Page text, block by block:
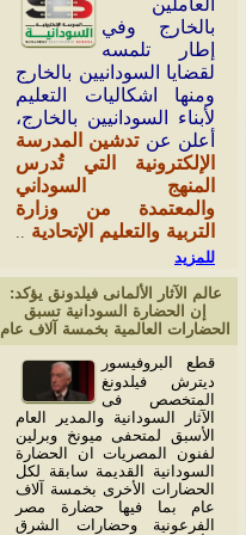
العاملين
بالخارج وفي
إطار تلمسه
لقضايا السودانيين بالخارج
ومنها اشكاليات التعليم
لأبناء السودانيين بالخارج،
أعلن عنتدشين المدرسة
الإلكترونية التي تُدرس
المنهج السوداني
والمعتمدة من وزارة
التربية والتعليم الإتحادية ..
للمزيد
عالم الآثار الألمانى فيلدونق يؤكد:
إن الحضارة السودانية تسبق
الحضارات العالمية بخمسة آلاف عام
قطع البروفيسور
ديترش فيلدونغ
المتخصص فى
الآثار السودانية والمدير العام
الأسبق لمتحفى ميونخ وبرلين
لفنون المصريات ان الحضارة
السودانية القديمة سابقة لكل
الحضارات الأخرى بخمسة آلاف
عام بما فيها حضارة مصر
الفرعونية وحضارات الشرق